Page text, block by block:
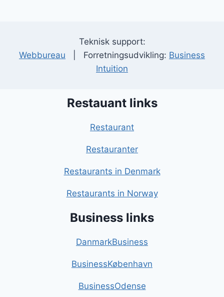
Teknisk support:
Webbureau | Forretningsudvikling: Business
Intuition
Restauant links
Restaurant
Restauranter
Restaurants in Denmark
Restaurants in Norway
Business links
DanmarkBusiness
BusinessKøbenhavn
BusinessOdense